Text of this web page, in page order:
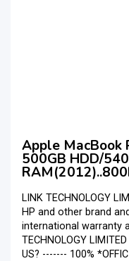
Apple MacBook
500GB HDD/
LINK TECHNOLOGY
HP and other brand
international warranty
TECHNOLOGY
US? ------- 100%